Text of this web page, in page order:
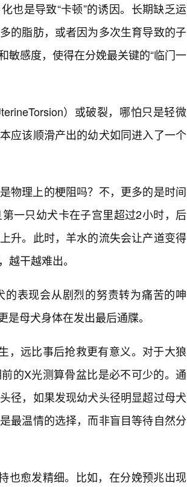
也是导致“卡顿”的诱因。长期缺乏运
的脂肪，或者因为多次生育导致的子
敏感度，使得在分娩最关键的“临门一
）或破裂，哪怕只是轻微
应该顺滑产出的幼犬如同进入了一个
物理上的梗阻吗？不，更多的是时间
一只幼犬卡在子宫里超过2小时，后
升。此时，羊水的流失会让产道变得
干越难出。
表现会从剧烈的努责转为痛苦的呻
母犬身体在发出最后通牒。
，远比事后抢救更有意义。对于大狼
的X光测算骨盆比是必不可少的。通
径，如果发现幼犬头径明显超过母犬
最温情的选择，而非盲目等待自然分
也愈发精细。比如，在分娩预兆出现